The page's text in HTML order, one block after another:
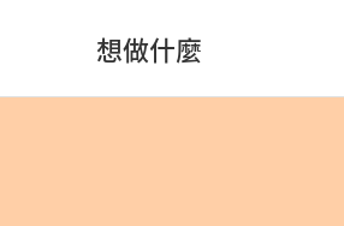
想做什麼